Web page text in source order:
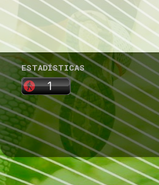
ESTADÍSTICAS